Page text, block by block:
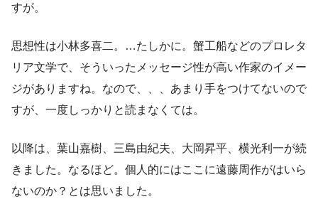
すが。
思想性は小林多喜二。…たしかに。蟹工船などのプロレタ
リア文学で、そういったメッセージ性が高い作家のイメー
ジがありますね。なので、、、あまり手をつけてないので
すが、一度しっかりと読まなくては。
以降は、葉山嘉樹、三島由紀夫、大岡昇平、横光利一が続
きました。なるほど。個人的にはここに遠藤周作がはいら
ないのか？とは思いました。